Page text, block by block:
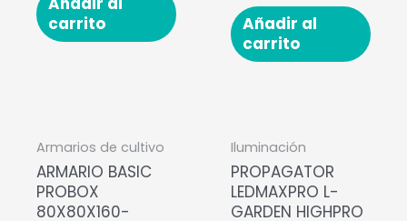
carrito
Añadir al
carrito
Armarios de cultivo
ARMARIO BASIC
PROBOX
80X80X160-
Iluminación
PROPAGATOR
LEDMAXPRO L-
GARDEN HIGHPRO